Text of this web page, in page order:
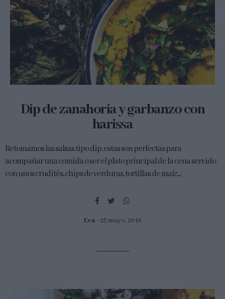
Dip de zanahoria y garbanzo con
harissa
Retomamos las salsas tipo dip, estas son perfectas para
acompañar una comida o ser el plato principal de la cena servido
con unos crudités, chips de verduras, tortillas de maíz,...
Eva 25 mayo, 2016